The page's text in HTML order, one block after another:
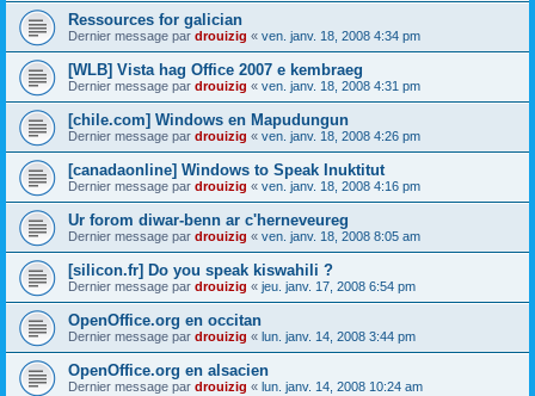
Ressources for galician
Dernier message par drouizig « ven. janv. 18, 2008 4:34 pm
[WLB] Vista hag Office 2007 e kembraeg
Dernier message par drouizig « ven. janv. 18, 2008 4:31 pm
[chile.com] Windows en Mapudungun
Dernier message par drouizig « ven. janv. 18, 2008 4:26 pm
[canadaonline] Windows to Speak Inuktitut
Dernier message par drouizig « ven. janv. 18, 2008 4:16 pm
Ur forom diwar-benn ar c'herneveureg
Dernier message par drouizig « ven. janv. 18, 2008 8:05 am
[silicon.fr] Do you speak kiswahili ?
Dernier message par drouizig « jeu. janv. 17, 2008 6:54 pm
OpenOffice.org en occitan
Dernier message par drouizig « lun. janv. 14, 2008 3:44 pm
OpenOffice.org en alsacien
Dernier message par drouizig « lun. janv. 14, 2008 10:24 am